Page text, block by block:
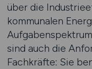
über die
kommunalen
sind auch die
Fachkräfte: Sie